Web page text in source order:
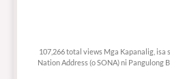
107,266 total views Mga Kapanalig, isa
Nation Address (o SONA) ni Pangulong